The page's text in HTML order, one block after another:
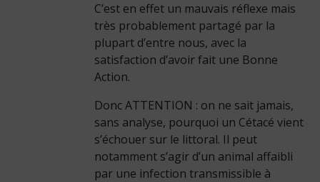
C’est en effet un mauvais réflexe mais
très probablement partagé par la
plupart d’entre nous, avec la
satisfaction d’avoir fait une Bonne
Action.
Donc ATTENTION : on ne sait jamais,
sans analyse, pourquoi un Cétacé vient
s’échouer sur le littoral. Il peut
notamment s’agir d’un animal affaibli
par une infection transmissible à